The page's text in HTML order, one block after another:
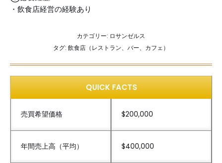
・飲食店経営の経験あり
カテゴリー: ロサンゼルス
タグ: 飲食店（レストラン、バー、カフェ）
QUICK FACTS
売買希望価格 $200,000
年間売上高（平均） $400,000